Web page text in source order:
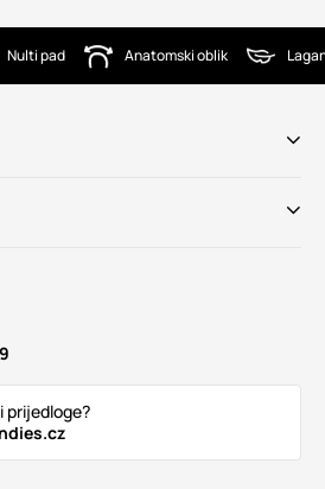
Nulti pad Anatomski oblik
prijedloge?